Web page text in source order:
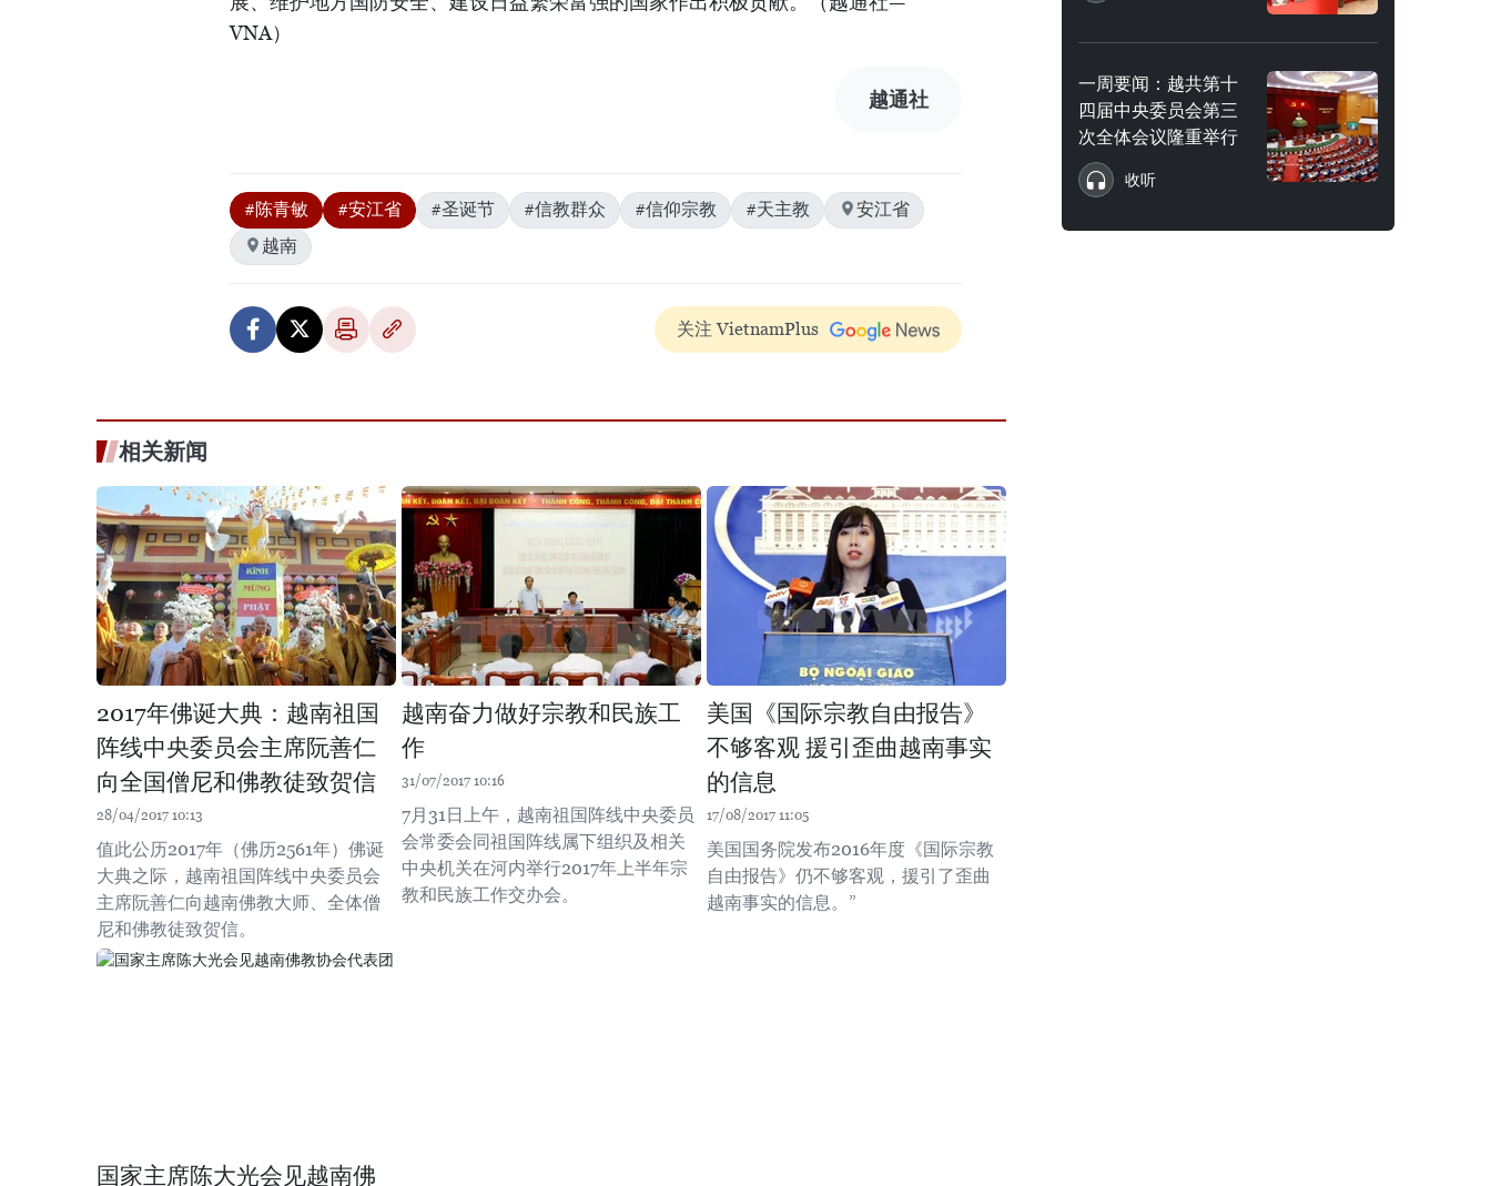
VNA）
越通社
#陈青敏 #安江省 #圣诞节 #信教群众 #信仰宗教 #天主教
安江省
越南
关注 VietnamPlus
相关新闻
2017年佛诞大典：越南祖国
阵线中央委员会主席阮善仁
向全国僧尼和佛教徒致贺信
28/04/2017 10:13
值此公历2017年（佛历2561年）佛诞
大典之际，越南祖国阵线中央委员会
主席阮善仁向越南佛教大师、全体僧
尼和佛教徒致贺信。
越南奋力做好宗教和民族工
作
31/07/2017 10:16
7月31日上午，越南祖国阵线中央委员
会常委会同祖国阵线属下组织及相关
中央机关在河内举行2017年上半年宗
教和民族工作交办会。
美国《国际宗教自由报告》
不够客观 援引歪曲越南事实
的信息
17/08/2017 11:05
美国国务院发布2016年度《国际宗教
自由报告》仍不够客观，援引了歪曲
越南事实的信息。”
国家主席陈大光会见越南佛
一周要闻：越共第十
四届中央委员会第三
次全体会议隆重举行
收听